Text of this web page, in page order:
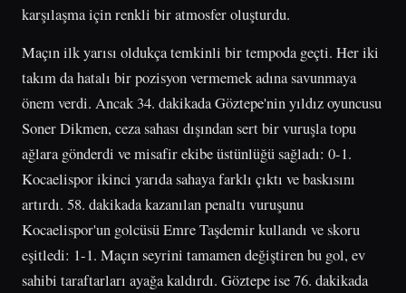
karşılaşma için renkli bir atmosfer oluşturdu.
Maçın ilk yarısı oldukça temkinli bir tempoda geçti. Her iki
takım da hatalı bir pozisyon vermemek adına savunmaya
önem verdi. Ancak 34. dakikada Göztepe'nin yıldız oyuncusu
Soner Dikmen, ceza sahası dışından sert bir vuruşla topu
ağlara gönderdi ve misafir ekibe üstünlüğü sağladı: 0-1.
Kocaelispor ikinci yarıda sahaya farklı çıktı ve baskısını
artırdı. 58. dakikada kazanılan penaltı vuruşunu
Kocaelispor'un golcüsü Emre Taşdemir kullandı ve skoru
eşitledi: 1-1. Maçın seyrini tamamen değiştiren bu gol, ev
sahibi taraftarları ayağa kaldırdı. Göztepe ise 76. dakikada